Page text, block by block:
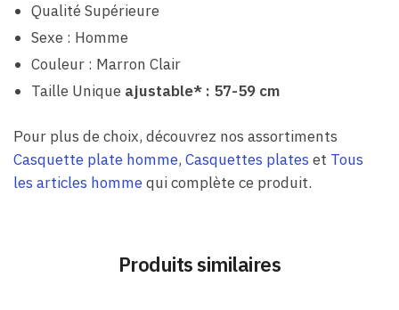
Qualité Supérieure
Sexe : Homme
Couleur : Marron Clair
Taille Unique ajustable* : 57-59 cm
Pour plus de choix, découvrez nos assortiments
Casquette plate homme, Casquettes plates et Tous
les articles hommequi complète ce produit.
Produits similaires